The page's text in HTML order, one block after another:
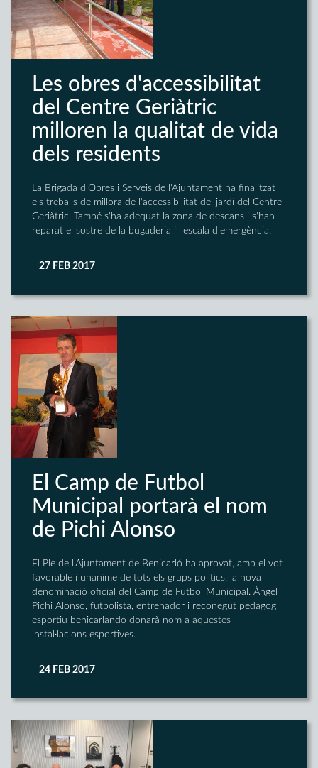
Les obres d'accessibilitat
del Centre Geriàtric
milloren la qualitat de vida
dels residents
La Brigada d'Obres i Serveis de l'Ajuntament ha finalitzat
els treballs de millora de l'accessibilitat del jardí del Centre
Geriàtric. També s'ha adequat la zona de descans i s'han
reparat el sostre de la bugaderia i l'escala d'emergència.
27 FEB 2017
El Camp de Futbol
Municipal portarà el nom
de Pichi Alonso
El Ple de l'Ajuntament de Benicarló ha aprovat, amb el vot
favorable i unànime de tots els grups polítics, la nova
denominació oficial del Camp de Futbol Municipal. Àngel
Pichi Alonso, futbolista, entrenador i reconegut pedagog
esportiu benicarlando donarà nom a aquestes
instal·lacions esportives.
24 FEB 2017